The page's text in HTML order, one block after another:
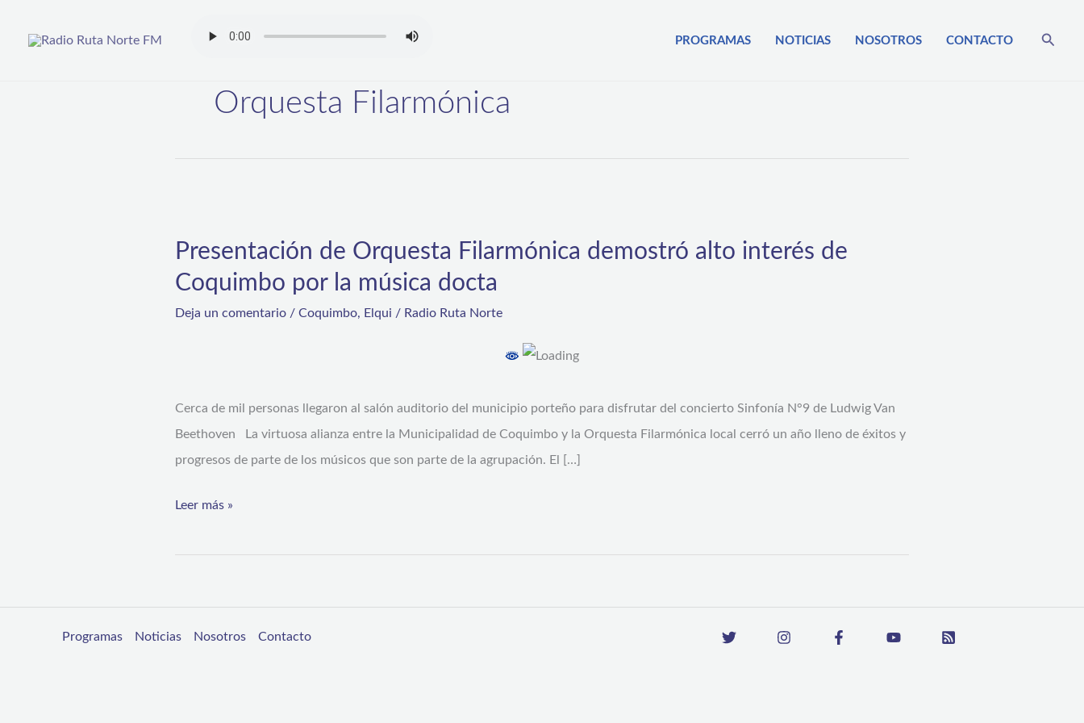
PROGRAMAS NOTICIAS NOSOTROS CONTACTO Buscar
Orquesta Filarmónica
Presentación de Orquesta Filarmónica demostró alto interés de
Coquimbo por la música docta
Deja un comentario / Coquimbo, Elqui / Radio Ruta Norte
Cerca de mil personas llegaron al salón auditorio del municipio porteño para disfrutar del concierto Sinfonía N°9 de Ludwig Van
Beethoven La virtuosa alianza entre la Municipalidad de Coquimbo y la Orquesta Filarmónica local cerró un año lleno de éxitos y
progresos de parte de los músicos que son parte de la agrupación. El […]
Orquesta
Filarmónica
demostró
Coquimbo
por
la
docta
Leer más »
Programas Noticias Nosotros Contacto